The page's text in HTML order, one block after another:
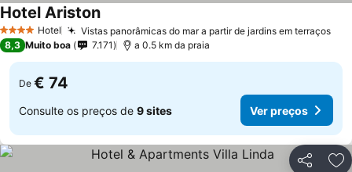
4 EstrelasHotel Vistas panorâmicas do mar a partir de jardins em terraços
Hotel AristonVer preços
8,3 Muito boa 7.171 a 0.5 km da praia
De € 74
Consulte os preços de 9 sites Ver preços
Partilhar